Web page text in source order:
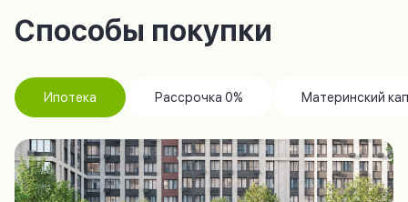
Способы покупки
Ипотека Рассрочка 0% Материнский